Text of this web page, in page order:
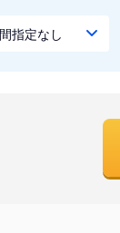
指定なし